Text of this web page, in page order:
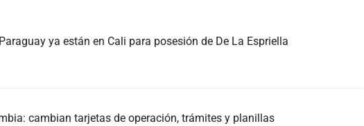
ya están en Cali para posesión de De La Espriella
cambian tarjetas de operación, trámites y planillas